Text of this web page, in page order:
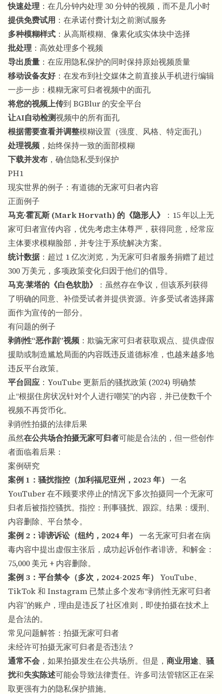
快速处理 ：在几分钟内处理 30 分钟的视频，而不是几小时
提供免费试用 ：在承诺付费计划之前测试服务
多种模糊样式 ：从高斯模糊、像素化或实体块中选择
批处理 ：高效处理多个视频
导出质量 ：在应用隐私保护的同时保持原始视频质量
移动设备友好：在发布到社交媒体之前直接从手机进行编辑
一步一步：模糊无家可归者视频中的面孔
将您的视频上传到 BGBlur 的安全平台
让AI自动检测视频中的所有面孔
根据需要查看并调整模糊设置（强度、风格、特定面孔）
处理视频 ，始终保持一致的面部模糊
下载并发布 ，确信隐私受到保护
PH1
现实世界的例子：有道德的无家可归者内容
正面例子
马克·霍瓦斯 (Mark Horvath) 的《隐形人》
：15 年以上无
家可归者宣传内容，优先考虑主体尊严，获得同意，经常应
主体要求模糊脸部，并专注于系统解决方案。
统计数据：超过 1 亿次浏览，为无家可归者服务捐赠了超过
300 万美元，多项政策变化归因于他们的倡导。
马克·莱塔的《白色软肋》
：虽然存在争议，但该系列获得
了明确的同意、补偿受试者并提供资源。许多受试者选择露
面作为宣传的一部分。
有问题的例子
剥削性“恶作剧”视频 ：欺骗无家可归者获取观点、提供虚假
援助或制造尴尬局面的内容既违反道德标准，也越来越多地
违反平台政策。
平台回应 ：YouTube 更新后的骚扰政策 (2024) 明确禁
止“根据住房状况针对个人进行嘲笑”的内容，并已使数千个
视频不再货币化。
剥削性拍摄的法律后果
虽然在公共场合拍摄无家可归者可能是合法的，但一些创作
者面临着后果：
案例研究
案例 1：骚扰指控（加利福尼亚州，2023 年） 一名
YouTuber 在不顾要求停止的情况下多次拍摄同一个无家可
归者后被指控骚扰。指控：刑事骚扰、跟踪。结果：缓刑、
内容删除、平台禁令。
案例 2：诽谤诉讼（纽约，2024 年） 一名无家可归者在病
毒内容中提出虚假主张后，成功起诉创作者诽谤。和解金：
75,000 美元 + 内容删除。
案例 3：平台禁令（多次，2024-2025 年） YouTube、
TikTok 和 Instagram 已禁止多个发布“剥削性无家可归者
内容”的账户，理由是违反了社区准则，即使拍摄在技术上
是合法的。
常见问题解答：拍摄无家可归者
未经许可拍摄无家可归者是否违法？
通常不会 ，如果拍摄发生在公共场所。但是， 商业用途、 骚
扰和失实陈述可能会导致法律责任。许多司法管辖区正在采
取更强有力的隐私保护措施。